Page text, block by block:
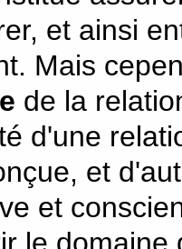
et ainsi
Mais
de la
d'une
et
et